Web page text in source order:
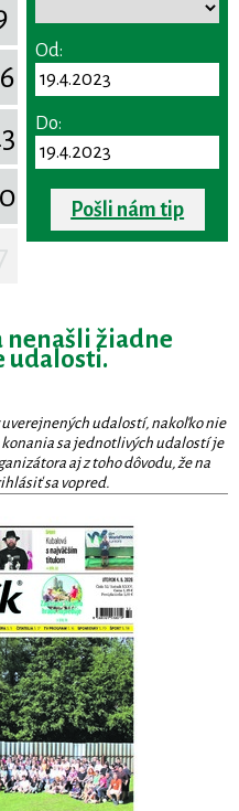
Od:
Do:
Pošli nám tip
nenašli žiadne
udalosti.
udalostí, nakoľko nie
sa jednotlivých udalostí je
aj z toho dôvodu, že na
sa vopred.